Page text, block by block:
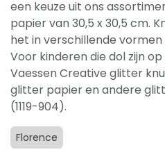
een keuze uit ons
papier van 30,5 x 30,5 cm.
het in verschillende
Voor kinderen die dol zijn
Vaessen Creative glitter
glitter papier en andere
(1119-904).
Florence